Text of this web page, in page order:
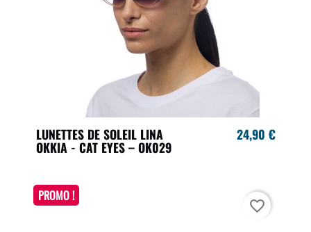
LUNETTES DE SOLEIL LINA
OKKIA - CAT EYES – OK029
24,90 €
PROMO !
favorite_border